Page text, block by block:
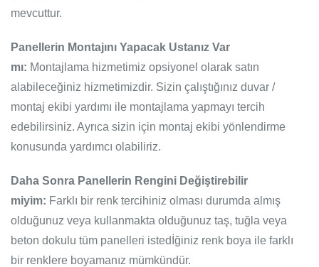
mevcuttur.
Panellerin Montajını Yapacak Ustanız Var
mı: Montajlama hizmetimiz opsiyonel olarak satın
alabileceğiniz hizmetimizdir. Sizin çalıştığınız duvar /
montaj ekibi yardımı ile montajlama yapmayı tercih
edebilirsiniz. Ayrıca sizin için montaj ekibi yönlendirme
konusunda yardımcı olabiliriz.
Daha Sonra Panellerin Rengini Değiştirebilir
miyim: Farklı bir renk tercihiniz olması durumda almış
olduğunuz veya kullanmakta olduğunuz taş, tuğla veya
beton dokulu tüm panelleri istedİğiniz renk boya ile farklı
bir renklere boyamanız mümkündür.